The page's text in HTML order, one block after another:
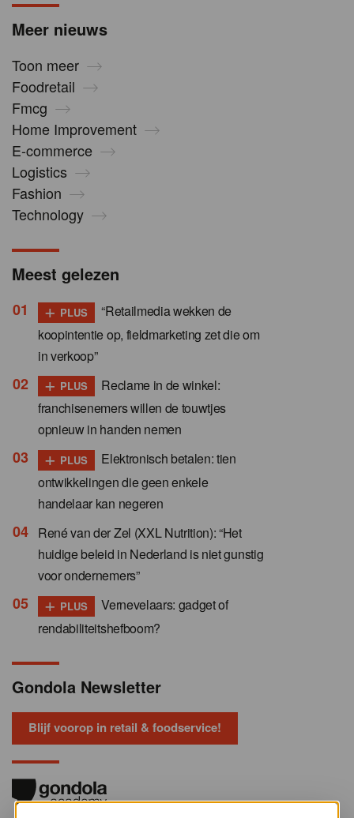
Meer nieuws
Toon meer
Foodretail
Fmcg
Home Improvement
E-commerce
Logistics
Fashion
Technology
Meest gelezen
+ PLUS
“Retailmedia wekken de
koopintentie op, fieldmarketing zet die om
in verkoop”
+ PLUS
Reclame in de winkel:
franchisenemers willen de touwtjes
opnieuw in handen nemen
+ PLUS
Elektronisch betalen: tien
ontwikkelingen die geen enkele
handelaar kan negeren
René van der Zel (XXL Nutrition): “Het
huidige beleid in Nederland is niet gunstig
voor ondernemers”
+ PLUS
Vernevelaars: gadget of
rendabiliteitshefboom?
Gondola Newsletter
Blijf voorop in retail & foodservice!